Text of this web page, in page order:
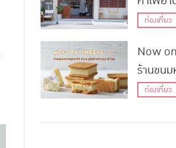
ญี่ปุ่น
โกกุ กับเ
ท่องเที่ยว
Now
ร้านขน
กับเมนูชี
ท่องเที่ยว